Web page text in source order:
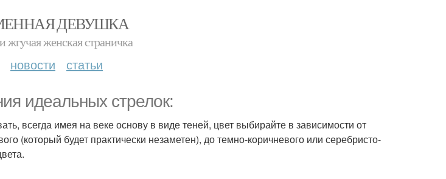
ДЕВУШКА
жгучая женская страничка
новости статьи
идеальных стрелок:
всегда имея на веке основу в виде теней, цвет выбирайте в зависимости от
(который будет практически незаметен), до темно-коричневого или серебристо-